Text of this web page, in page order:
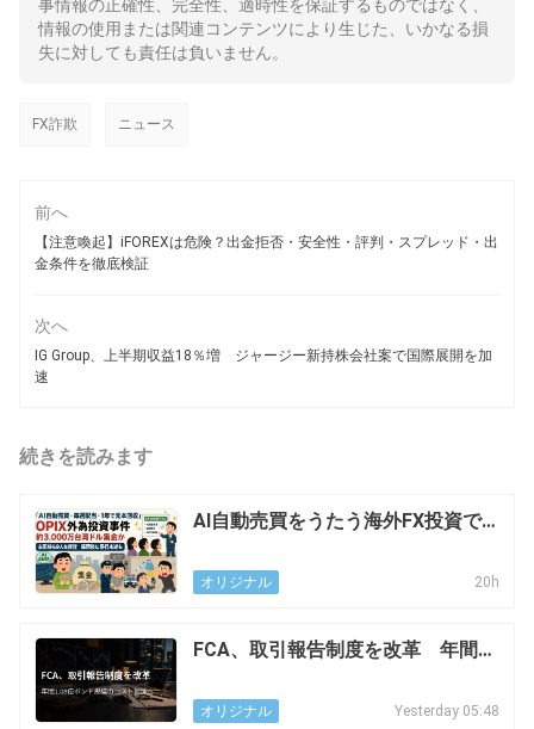
事情報の正確性、完全性、適時性を保証するものではなく、
情報の使用または関連コンテンツにより生じた、いかなる損
失に対しても責任は負いません。
FX詐欺 ニュース
前へ
【注意喚起】iFOREXは危険？出金拒否・安全性・評判・スプレッド・出
金条件を徹底検証
次へ
IG Group、上半期収益18％増 ジャージー新持株会社案で国際展開を加
速
続きを読みます
AI自動売買をうたう海外FX投資で
湾ドル規模に発展
オリジナル 20h
FCA、取引報告制度を改革 年間1.
オリジナル Yesterday 05:48